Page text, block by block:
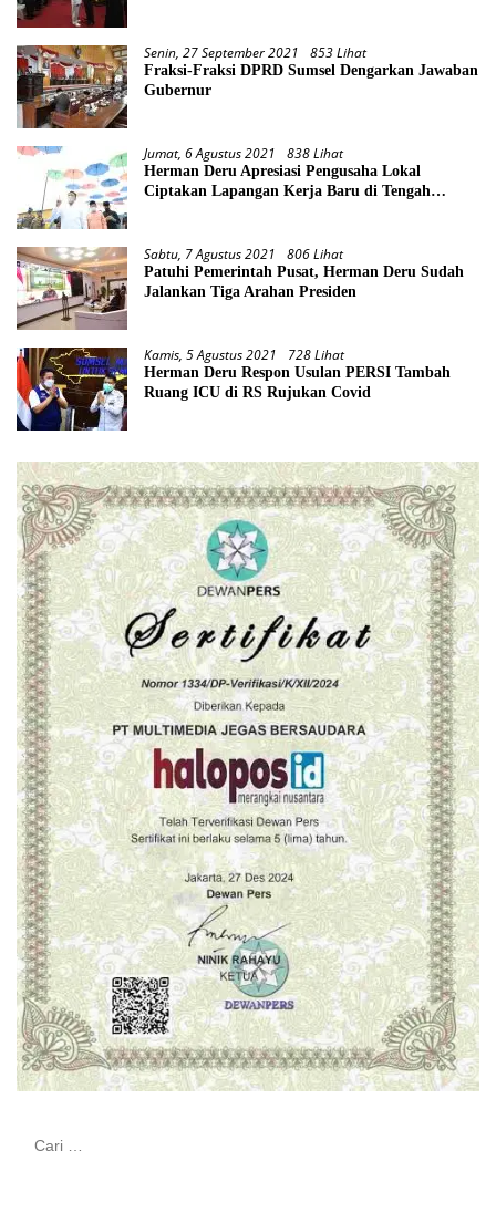
Senin, 27 September 2021 853 Lihat
Fraksi-Fraksi DPRD Sumsel Dengarkan Jawaban
Gubernur
Jumat, 6 Agustus 2021 838 Lihat
Herman Deru Apresiasi Pengusaha Lokal
Ciptakan Lapangan Kerja Baru di Tengah
Sabtu, 7 Agustus 2021 806 Lihat
Patuhi Pemerintah Pusat, Herman Deru Sudah
Jalankan Tiga Arahan Presiden
Kamis, 5 Agustus 2021 728 Lihat
Herman Deru Respon Usulan PERSI Tambah
Ruang ICU di RS Rujukan Covid